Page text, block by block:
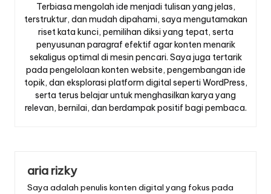
Terbiasa mengolah ide menjadi tulisan yang jelas,
terstruktur, dan mudah dipahami, saya mengutamakan
riset kata kunci, pemilihan diksi yang tepat, serta
penyusunan paragraf efektif agar konten menarik
sekaligus optimal di mesin pencari. Saya juga tertarik
pada pengelolaan konten website, pengembangan ide
topik, dan eksplorasi platform digital seperti WordPress,
serta terus belajar untuk menghasilkan karya yang
relevan, bernilai, dan berdampak positif bagi pembaca.
aria rizky
Saya adalah penulis konten digital yang fokus pada